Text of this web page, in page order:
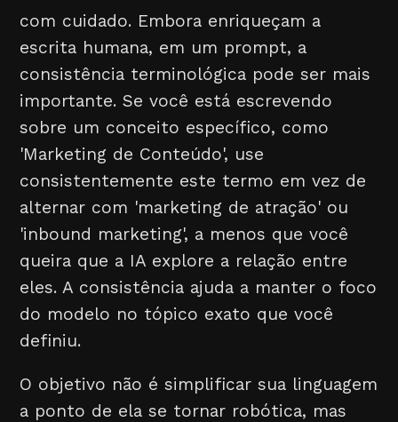
com cuidado. Embora enriqueçam a
escrita humana, em um prompt, a
consistência terminológica pode ser mais
importante. Se você está escrevendo
sobre um conceito específico, como
'Marketing de Conteúdo', use
consistentemente este termo em vez de
alternar com 'marketing de atração' ou
'inbound marketing', a menos que você
queira que a IA explore a relação entre
eles. A consistência ajuda a manter o foco
do modelo no tópico exato que você
definiu.
O objetivo não é simplificar sua linguagem
a ponto de ela se tornar robótica, mas